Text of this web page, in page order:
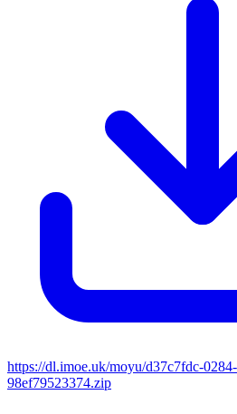
https://dl.imoe.uk/moyu/d37c7fdc-
98ef79523374.zip